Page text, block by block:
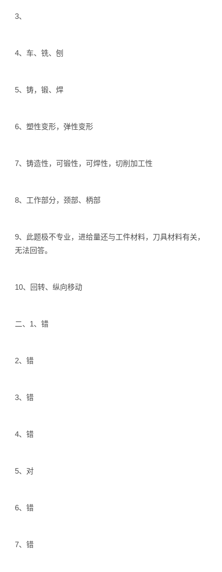
3、
4、车、铣、刨
5、铸，锻、焊
6、塑性变形，弹性变形
7、铸造性，可锻性，可焊性，切削加工性
8、工作部分，颈部、柄部
9、此题极不专业，进给量还与工件材料，刀具材料有关，
无法回答。
10、回转、纵向移动
二、1、错
2、错
3、错
4、错
5、对
6、错
7、错